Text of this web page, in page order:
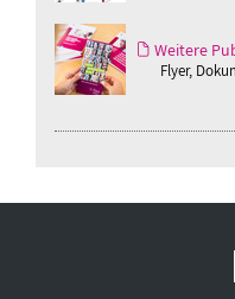
Weitere
Flyer,